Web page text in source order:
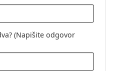
(Napišite odgovor